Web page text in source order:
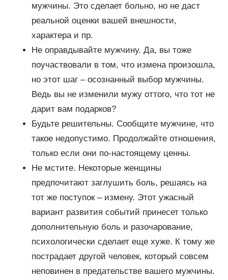
мужчины. Это сделает больно, но не даст
реальной оценки вашей внешности,
характера и пр.
Не оправдывайте мужчину. Да, вы тоже
поучаствовали в том, что измена произошла,
но этот шаг – осознанный выбор мужчины.
Ведь вы не изменили мужу оттого, что тот не
дарит вам подарков?
Будьте решительны. Сообщите мужчине, что
такое недопустимо. Продолжайте отношения,
только если они по-настоящему ценны.
Не мстите. Некоторые женщины
предпочитают заглушить боль, решаясь на
тот же поступок – измену. Этот ужасный
вариант развития событий принесет только
дополнительную боль и разочарование,
психологически сделает еще хуже. К тому же
пострадает другой человек, который совсем
неповинен в предательстве вашего мужчины.